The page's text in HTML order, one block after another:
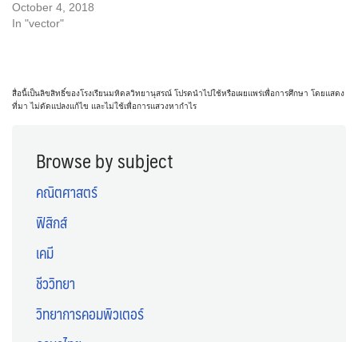
October 4, 2018
In "vector"
สื่อนี้เป็นลิขสิทธิ์ของโรงเรียนมหิดลวิทยานุสรณ์ โปรดนำไปใช้หรือเผยแพร่เพื่อการศึกษา โดยแสดง
ที่มา ไม่ดัดแปลงแก้ไข และไม่ใช้เพื่อการแสวงหากำไร
Browse by subject
คณิตศาสตร์
ฟิสิกส์
เคมี
ชีววิทยา
วิทยาการคอมพิวเตอร์